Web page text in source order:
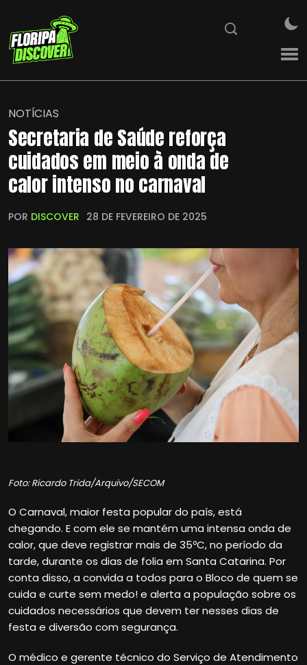
NOTÍCIAS
Secretaria de Saúde reforça
cuidados em meio à onda de
calor intenso no carnaval
POR DISCOVER 28 DE FEVEREIRO DE 2025
Foto: Ricardo Trida/Arquivo/SECOM
O Carnaval, maior festa popular do país, está
chegando. E com ele se mantém uma intensa onda de
calor, que deve registrar mais de 35ºC, no período da
tarde, durante os dias de folia em Santa Catarina. Por
conta disso, a convida a todos para o Bloco de quem se
cuida e curte sem medo! e alerta a população sobre os
cuidados necessários que devem ter nesses dias de
festa e diversão com segurança.
O médico e gerente técnico do Serviço de Atendimento